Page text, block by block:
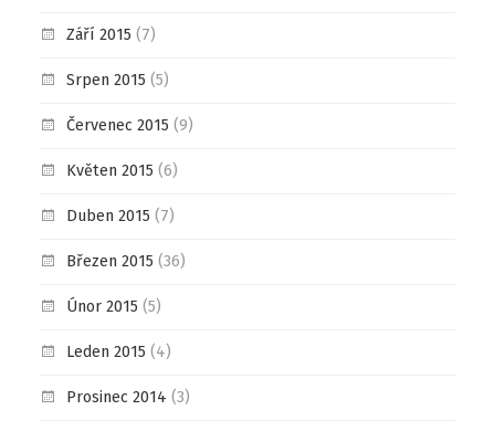
Září 2015 (7)
Srpen 2015 (5)
Červenec 2015 (9)
Květen 2015 (6)
Duben 2015 (7)
Březen 2015 (36)
Únor 2015 (5)
Leden 2015 (4)
Prosinec 2014 (3)